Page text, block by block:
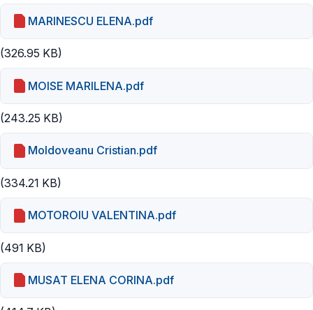
MARINESCU ELENA.pdf
(326.95 KB)
MOISE MARILENA.pdf
(243.25 KB)
Moldoveanu Cristian.pdf
(334.21 KB)
MOTOROIU VALENTINA.pdf
(491 KB)
MUSAT ELENA CORINA.pdf